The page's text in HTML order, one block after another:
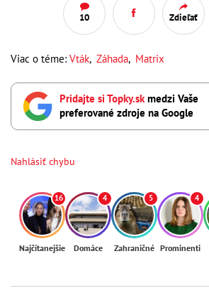
10 Zdieľať
Viac o téme: Vták, Záhada, Matrix
Pridajte si Topky.skmedzi Vaše
preferované zdroje na Google
Nahlásiť chybu
16
Najčítanejšie
4
Domáce
5
Zahraničné
4
Prominenti